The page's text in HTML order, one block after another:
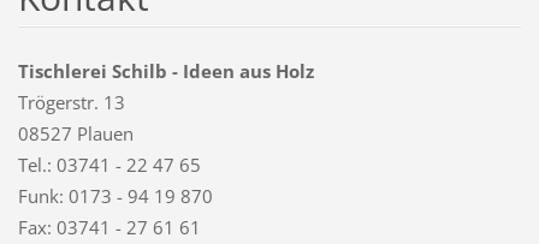
Tischlerei Schilb - Ideen aus Holz
Trögerstr. 13
08527 Plauen
Tel.: 03741 - 22 47 65
Funk: 0173 - 94 19 870
Fax: 03741 - 27 61 61